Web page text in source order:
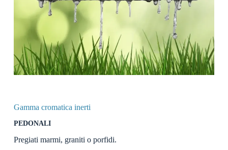
Gamma cromatica inerti
PEDONALI
Pregiati marmi, graniti o porfidi.